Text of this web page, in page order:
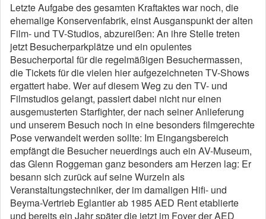
Letzte Aufgabe des gesamten Kraftaktes war noch, die
ehemalige Konservenfabrik, einst Ausganspunkt der alten
Film- und TV-Studios, abzureißen: An ihre Stelle treten
jetzt Besucherparkplätze und ein opulentes
Besucherportal für die regelmäßigen Besuchermassen,
die Tickets für die vielen hier aufgezeichneten TV-Shows
ergattert habe. Wer auf diesem Weg zu den TV- und
Filmstudios gelangt, passiert dabei nicht nur einen
ausgemusterten Starfighter, der nach seiner Anlieferung
und unserem Besuch noch in eine besonders filmgerechte
Pose verwandelt werden sollte: Im Eingangsbereich
empfängt die Besucher neuerdings auch ein AV-Museum,
das Glenn Roggeman ganz besonders am Herzen lag: Er
besann sich zurück auf seine Wurzeln als
Veranstaltungstechniker, der im damaligen Hifi- und
Beyma-Vertrieb Eglantier ab 1985 AED Rent etablierte
und bereits ein Jahr später die jetzt im Foyer der AED